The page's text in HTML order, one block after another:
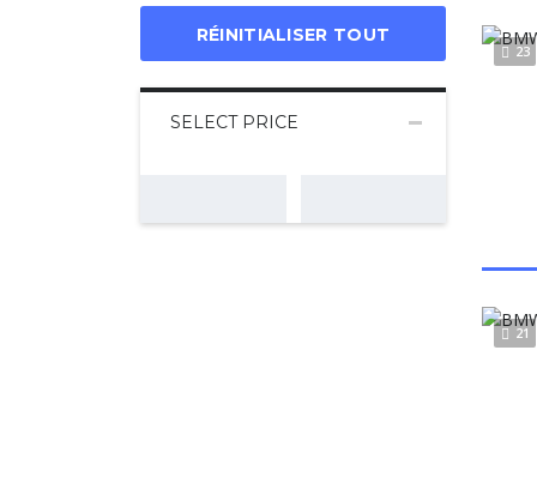
RÉINITIALISER TOUT
SELECT PRICE
23
21